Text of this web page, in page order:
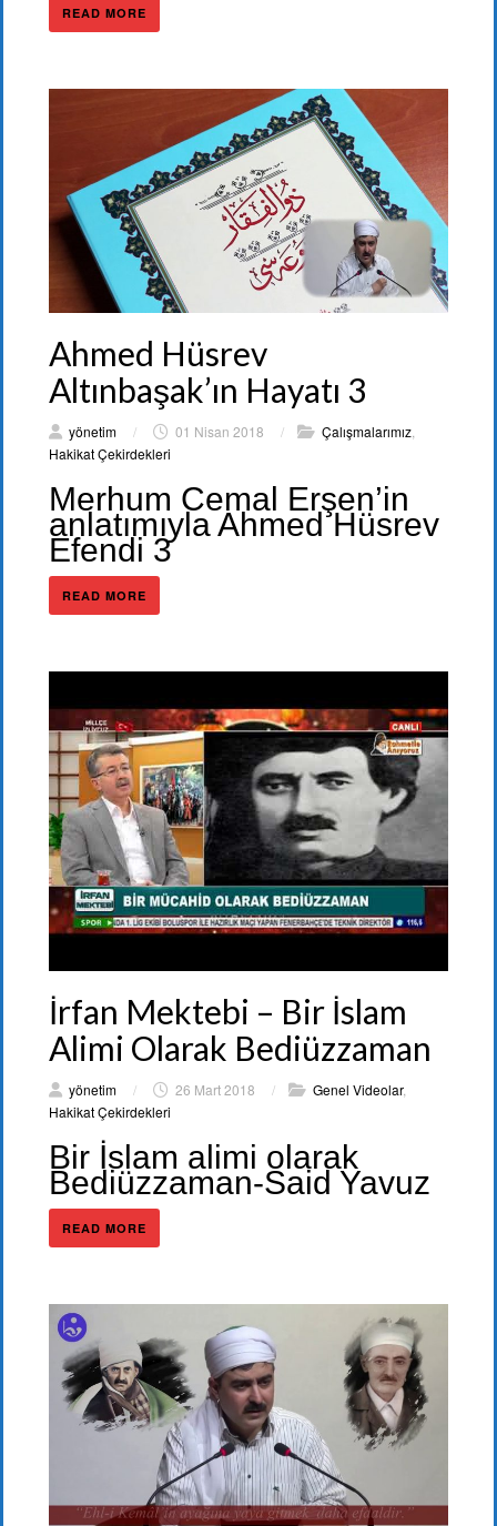
READ MORE
Ahmed Hüsrev
Altınbaşak’ın Hayatı 3
yönetim / 01 Nisan 2018 / Çalışmalarımız
Hakikat Çekirdekleri
Merhum Cemal Erşen’in
anlatımıyla Ahmed Hüsrev
Efendi 3
READ MORE
İrfan Mektebi – Bir İslam
Alimi Olarak Bediüzzaman
yönetim / 26 Mart 2018 / Genel Videolar,
Hakikat Çekirdekleri
Bir İslam alimi olarak
Bediüzzaman-Said Yavuz
READ MORE